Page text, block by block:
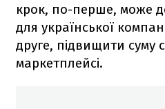
крок, по-перше, може
для української
друге, підвищити суму
маркетплейсі.